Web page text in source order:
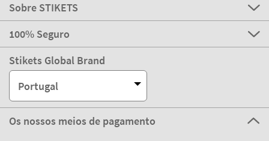
Sobre STIKETS
100% Seguro
Stikets Global Brand
Portugal
Os nossos meios de pagamento